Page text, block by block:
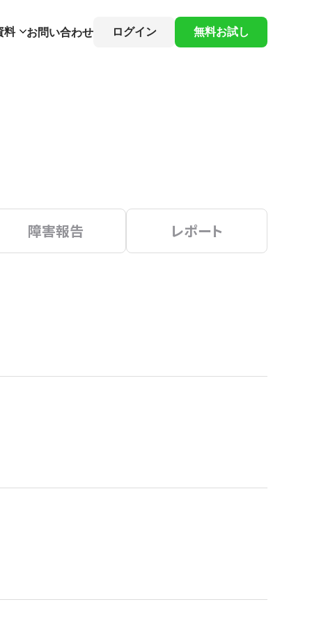
料 お問い合わせ ログイン 無料お試し
障害報告 レポート